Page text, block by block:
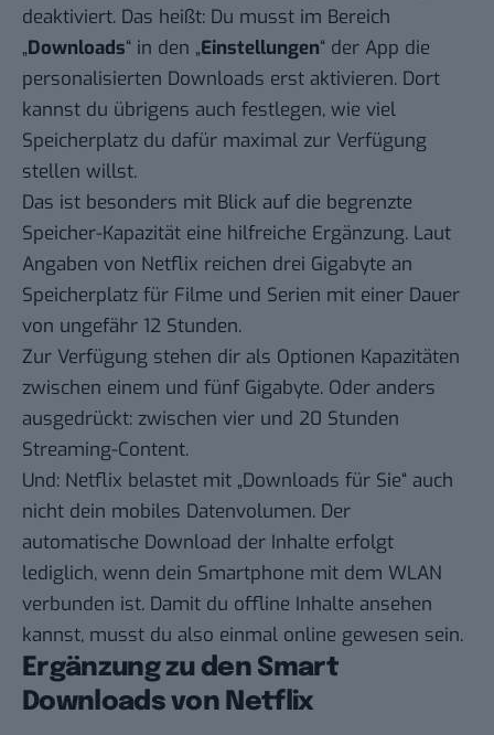
deaktiviert. Das heißt: Du musst im Bereich
„Downloads“ in den „Einstellungen“ der App die
personalisierten Downloads erst aktivieren. Dort
kannst du übrigens auch festlegen, wie viel
Speicherplatz du dafür maximal zur Verfügung
stellen willst.
Das ist besonders mit Blick auf die begrenzte
Speicher-Kapazität eine hilfreiche Ergänzung. Laut
Angaben von Netflix reichen drei Gigabyte an
Speicherplatz für Filme und Serien mit einer Dauer
von ungefähr 12 Stunden.
Zur Verfügung stehen dir als Optionen Kapazitäten
zwischen einem und fünf Gigabyte. Oder anders
ausgedrückt: zwischen vier und 20 Stunden
Streaming-Content.
Und: Netflix belastet mit „Downloads für Sie“ auch
nicht dein mobiles Datenvolumen. Der
automatische Download der Inhalte erfolgt
lediglich, wenn dein Smartphone mit dem WLAN
verbunden ist. Damit du offline Inhalte ansehen
kannst, musst du also einmal online gewesen sein.
Ergänzung zu den Smart
Downloads von Netflix